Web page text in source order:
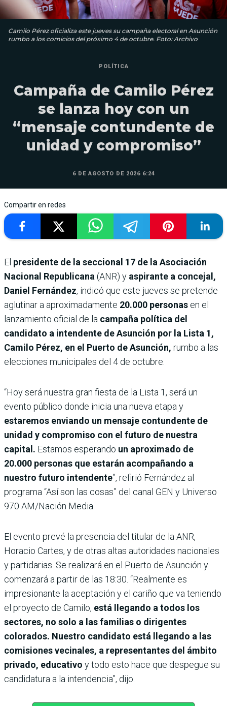
Camilo Pérez oficializa este jueves su campaña electoral en Asunción
rumbo a los comicios del próximo 4 de octubre. Foto: Archivo
POLÍTICA
Campaña de Camilo Pérez
se lanza hoy con un
“mensaje contundente de
unidad y compromiso”
6 DE AGOSTO DE 2026 6:24
Compartir en redes
El presidente de la seccional 17 de la Asociación
Nacional Republicana (ANR) y aspirante a concejal,
Daniel Fernández, indicó que este jueves se pretende
aglutinar a aproximadamente 20.000 personas en el
lanzamiento oficial de la campaña política del
candidato a intendente de Asunción por la Lista 1,
Camilo Pérez, en el Puerto de Asunción, rumbo a las
elecciones municipales del 4 de octubre.
“Hoy será nuestra gran fiesta de la Lista 1, será un
evento público donde inicia una nueva etapa y
estaremos enviando un mensaje contundente de
unidad y compromiso con el futuro de nuestra
capital. Estamos esperando un aproximado de
20.000 personas que estarán acompañando a
nuestro futuro intendente”, refirió Fernández al
programa “Así son las cosas” del canal GEN y Universo
970 AM/Nación Media.
El evento prevé la presencia del titular de la ANR,
Horacio Cartes, y de otras altas autoridades nacionales
y partidarias. Se realizará en el Puerto de Asunción y
comenzará a partir de las 18:30. “Realmente es
impresionante la aceptación y el cariño que va teniendo
el proyecto de Camilo, está llegando a todos los
sectores, no solo a las familias o dirigentes
colorados. Nuestro candidato está llegando a las
comisiones vecinales, a representantes del ámbito
privado, educativo y todo esto hace que despegue su
candidatura a la intendencia”, dijo.